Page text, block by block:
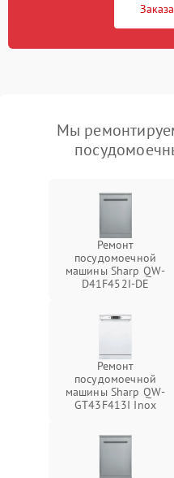
Мы
Ремонт
посудомоечной
машины Sharp QW-
D41F452I-DE
Ремонт
посудомоечной
машины Sharp QW-
GT43F413I Inox